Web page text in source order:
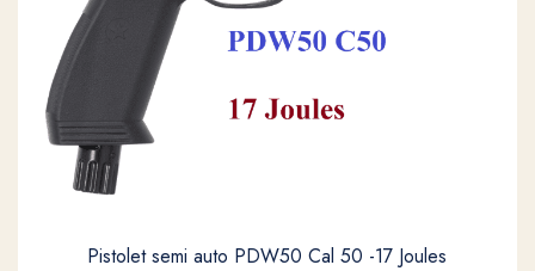
Pistolet semi auto PDW50 Cal 50 -17 Joules